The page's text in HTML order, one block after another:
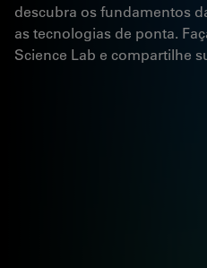
descubra os fundamentos
as tecnologias de ponta.
Science Lab e compartilhe